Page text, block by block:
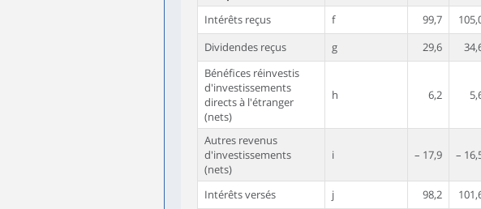
Intérêts reçus
f 99,7
Dividendes reçus
g 29,6
Bénéfices réinvestis
d'investissements
directs à l'étranger
(nets)
h 6,2
Autres revenus
d'investissements
(nets)
i – 17,9 –
Intérêts versés j 98,2